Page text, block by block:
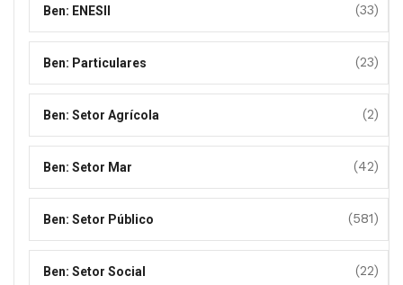
Ben: ENESII (33)
Ben: Particulares (23)
Ben: Setor Agrícola (2)
Ben: Setor Mar (42)
Ben: Setor Público (581)
Ben: Setor Social (22)